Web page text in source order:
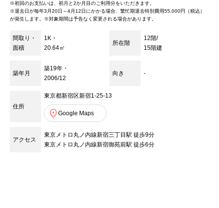
※初回のお支払いは、初月と2か月目のご利用分をいただきます。
※退去日が毎年3月20日～4月12日にかかる場合、繁忙期退去特別費用55,000円（税込）
が発生します。※対象期間は予告なく変更される場合があります。
間取り・
面積
1K・
20.64㎡
所在階
12階/
15階建
築年月
築19年・
2006/12
向き -
住所
東京都新宿区新宿1-25-13
Google Maps
アクセス
東京メトロ丸ノ内線新宿三丁目駅 徒歩9分
東京メトロ丸ノ内線新宿御苑前駅 徒歩6分